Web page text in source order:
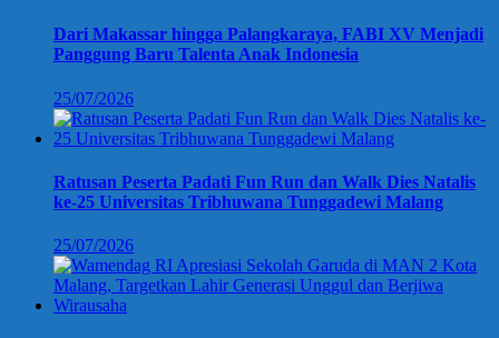
Dari Makassar hingga Palangkaraya, FABI XV Menjadi
Panggung Baru Talenta Anak Indonesia
25/07/2026
Ratusan Peserta Padati Fun Run dan Walk Dies Natalis
ke-25 Universitas Tribhuwana Tunggadewi Malang
25/07/2026